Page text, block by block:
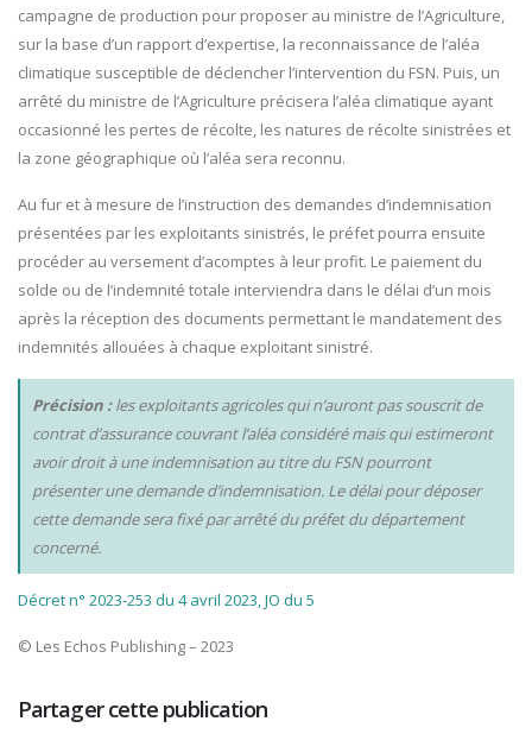
campagne de production pour proposer au ministre de l’Agriculture,
sur la base d’un rapport d’expertise, la reconnaissance de l’aléa
climatique susceptible de déclencher l’intervention du FSN. Puis, un
arrêté du ministre de l’Agriculture précisera l’aléa climatique ayant
occasionné les pertes de récolte, les natures de récolte sinistrées et
la zone géographique où l’aléa sera reconnu.
Au fur et à mesure de l’instruction des demandes d’indemnisation
présentées par les exploitants sinistrés, le préfet pourra ensuite
procéder au versement d’acomptes à leur profit. Le paiement du
solde ou de l’indemnité totale interviendra dans le délai d’un mois
après la réception des documents permettant le mandatement des
indemnités allouées à chaque exploitant sinistré.
Précision :les exploitants agricoles qui n’auront pas souscrit de
contrat d’assurance couvrant l’aléa considéré mais qui estimeront
avoir droit à une indemnisation au titre du FSN pourront
présenter une demande d’indemnisation. Le délai pour déposer
cette demande sera fixé par arrêté du préfet du département
concerné.
Décret n° 2023-253 du 4 avril 2023, JO du 5
© Les Echos Publishing – 2023
Partager cette publication